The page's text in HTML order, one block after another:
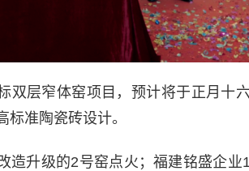
双层窄体窑项目，预计将于正月十
准陶瓷砖设计。
造升级的2号窑点火；福建铭盛企业